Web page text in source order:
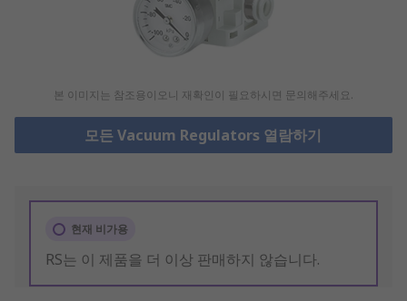
본 이미지는 참조용이오니 재확인이 필요하시면 문의해주세요.
모든 Vacuum Regulators 열람하기
현재 비가용
RS는 이 제품을 더 이상 판매하지 않습니다.